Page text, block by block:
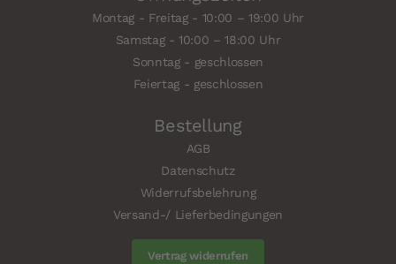
Montag - Freitag - 10:00 – 19:00 Uhr
Samstag - 10:00 – 18:00 Uhr
Sonntag - geschlossen
Feiertag - geschlossen
Bestellung
AGB
Datenschutz
Widerrufsbelehrung
Versand-/ Lieferbedingungen
Vertrag widerrufen